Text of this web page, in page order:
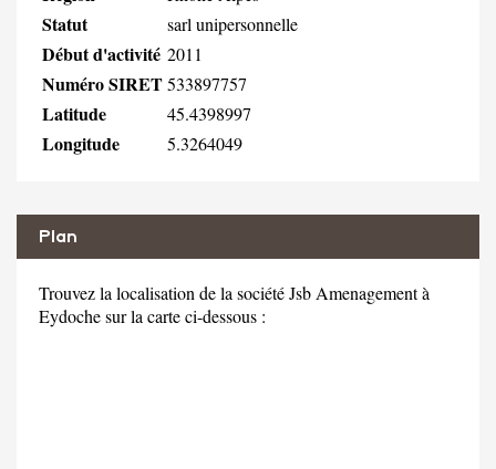
Statut sarl unipersonnelle
Début d'activité 2011
Numéro SIRET533897757
Latitude 45.4398997
Longitude 5.3264049
Plan
Trouvez la localisation de la société Jsb Amenagement à
Eydoche sur la carte ci-dessous :